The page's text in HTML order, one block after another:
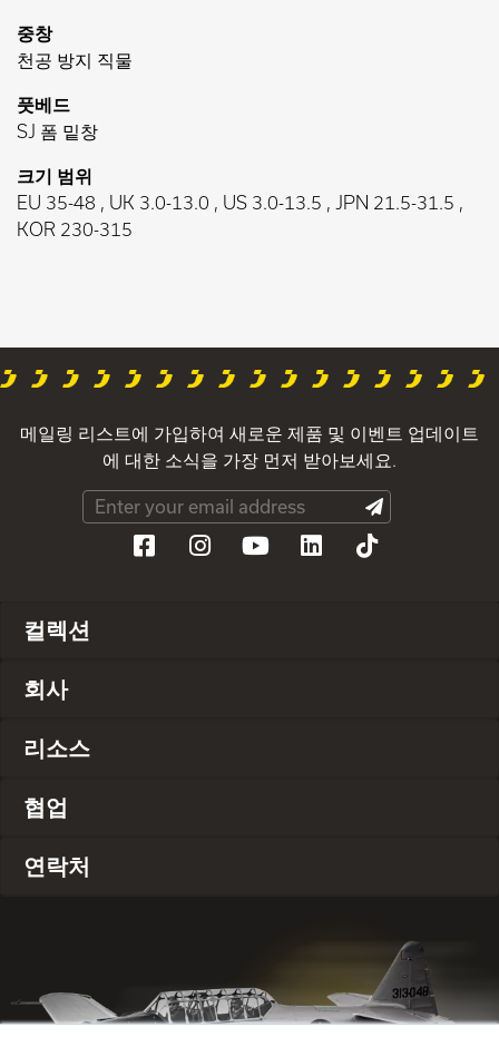
중창
천공 방지 직물
풋베드
SJ 폼 밑창
크기 범위
EU 35-48 , UK 3.0-13.0 , US 3.0-13.5 , JPN 21.5-31.5 ,
KOR 230-315
메일링 리스트에 가입하여 새로운 제품 및 이벤트 업데이트
에 대한 소식을 가장 먼저 받아보세요.
컬렉션
회사
리소스
협업
연락처